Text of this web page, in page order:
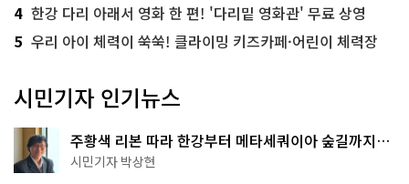
4 한강 다리 아래서 영화 한 편! '다리밑 영화관' 무료 상영
5 우리 아이 체력이 쑥쑥! 클라이밍 키즈카페·어린이 체력장
시민기자 인기뉴스
주황색 리본 따라 한강부터 메타세쿼이아 숲길까지…
서울둘레길 15코스
시민기자 박상현